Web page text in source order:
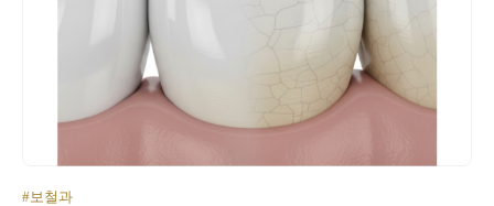
#보철과